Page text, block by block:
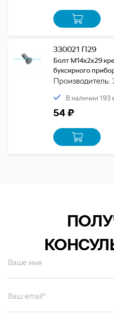
330021 П29
Болт М14х2х29
буксирного
В наличии 193
54 ₽
Ваше имя